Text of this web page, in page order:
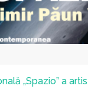
„Spazio” a